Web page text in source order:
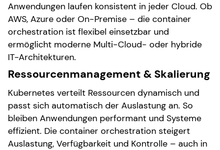
Anwendungen laufen konsistent in jeder Cloud. Ob
AWS, Azure oder On-Premise – die container
orchestration ist flexibel einsetzbar und
ermöglicht moderne Multi-Cloud- oder hybride
IT-Architekturen.
Ressourcenmanagement & Skalierung
Kubernetes verteilt Ressourcen dynamisch und
passt sich automatisch der Auslastung an. So
bleiben Anwendungen performant und Systeme
effizient. Die container orchestration steigert
Auslastung, Verfügbarkeit und Kontrolle – auch in